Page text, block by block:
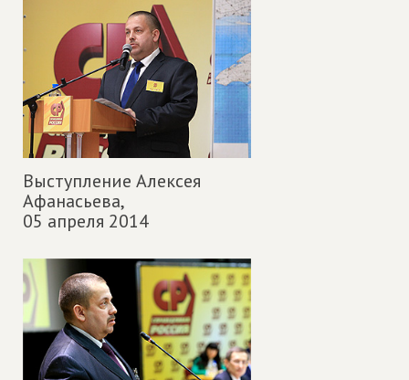
Выступление Алексея
Афанасьева,
05 апреля 2014